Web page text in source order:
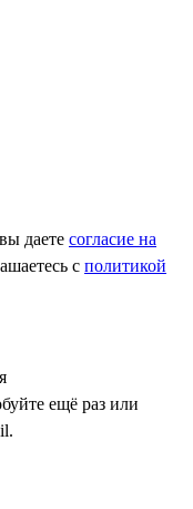
даете согласие на
c политикой
ещё раз или